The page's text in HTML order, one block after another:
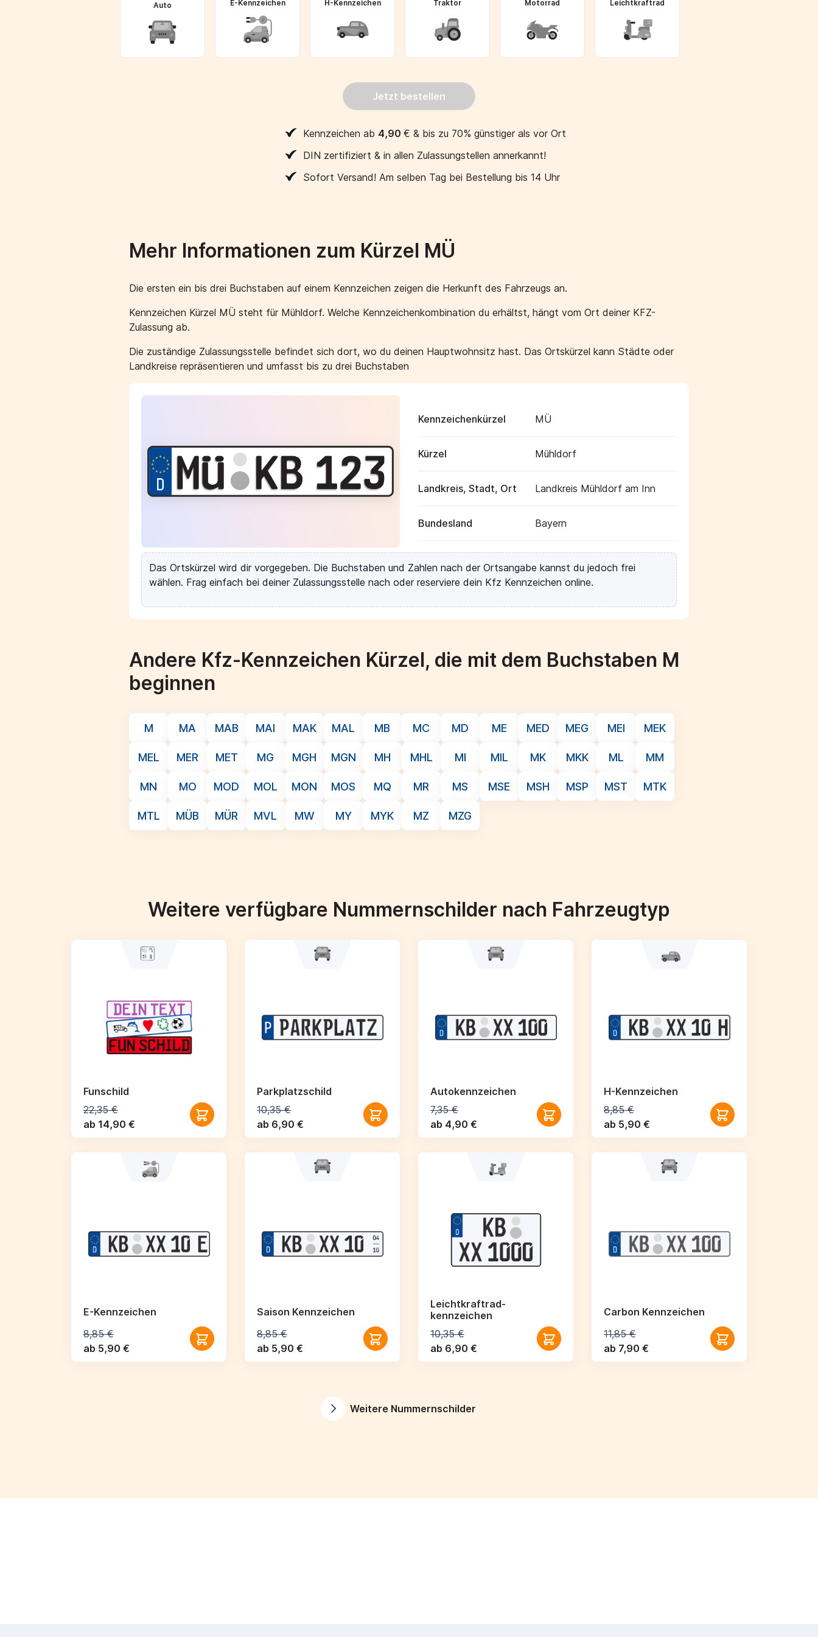
Auto E-Kennzeichen H-Kennzeichen Traktor Motorrad Leichtkraftrad
Jetzt bestellen
Kennzeichen ab 4,90 € & bis zu 70% günstiger als vor Ort
DIN zertifiziert & in allen Zulassungstellen annerkannt!
Sofort Versand! Am selben Tag bei Bestellung bis 14 Uhr
Mehr Informationen zum Kürzel MÜ
Die ersten ein bis drei Buchstaben auf einem Kennzeichen zeigen die Herkunft des Fahrzeugs an.
Kennzeichen Kürzel MÜ steht für Mühldorf. Welche Kennzeichenkombination du erhältst, hängt vom Ort deiner KFZ-
Zulassung ab.
Die zuständige Zulassungsstelle befindet sich dort, wo du deinen Hauptwohnsitz hast. Das Ortskürzel kann Städte oder
Landkreise repräsentieren und umfasst bis zu drei Buchstaben
Kennzeichenkürzel MÜ
Kürzel Mühldorf
Landkreis, Stadt, Ort Landkreis Mühldorf am Inn
Bundesland Bayern
Das Ortskürzel wird dir vorgegeben. Die Buchstaben und Zahlen nach der Ortsangabe kannst du jedoch frei
wählen. Frag einfach bei deiner Zulassungsstelle nach oder reserviere dein Kfz Kennzeichen online.
Andere Kfz-Kennzeichen Kürzel, die mit dem Buchstaben M
beginnen
M MA MAB MAI MAK MAL MB MC MD ME MED MEG MEI MEK
MEL MER MET MG MGH MGN MH MHL MI MIL MK MKK ML MM
MN MO MOD MOL MON MOS MQ MR MS MSE MSH MSP MST MTK
MTL MÜB MÜR MVL MW MY MYK MZ MZG
Weitere verfügbare Nummernschilder nach Fahrzeugtyp
Funschild
22,35 €
ab 14,90 €
Parkplatzschild
10,35 €
ab 6,90 €
Autokennzeichen
7,35 €
ab 4,90 €
H-Kennzeichen
8,85 €
ab 5,90 €
E-Kennzeichen
8,85 €
ab 5,90 €
Saison Kennzeichen
8,85 €
ab 5,90 €
Leichtkraftrad­
kennzeichen
10,35 €
ab 6,90 €
Carbon Kennzeichen
11,85 €
ab 7,90 €
Weitere Nummernschilder